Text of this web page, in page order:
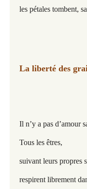
les pétales tombent,
La liberté des
Il n’y a pas d’amour
Tous les êtres,
suivant leurs propres
respirent librement